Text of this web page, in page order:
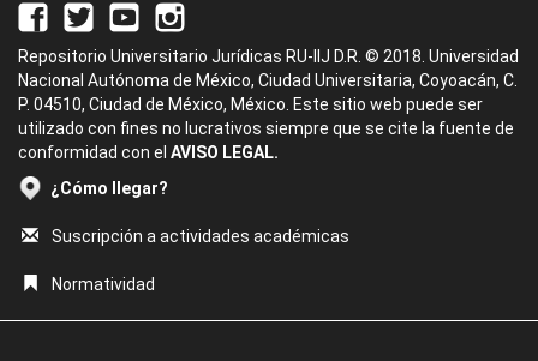
Repositorio Universitario Jurídicas RU-IIJ D.R. © 2018. Universidad
Nacional Autónoma de México, Ciudad Universitaria, Coyoacán, C.
P. 04510, Ciudad de México, México. Este sitio web puede ser
utilizado con fines no lucrativos siempre que se cite la fuente de
conformidad con el AVISO LEGAL.
¿Cómo llegar?
Suscripción a actividades académicas
Normatividad